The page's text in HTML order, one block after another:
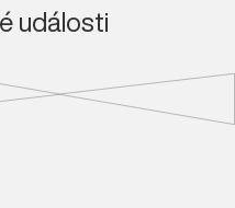
události